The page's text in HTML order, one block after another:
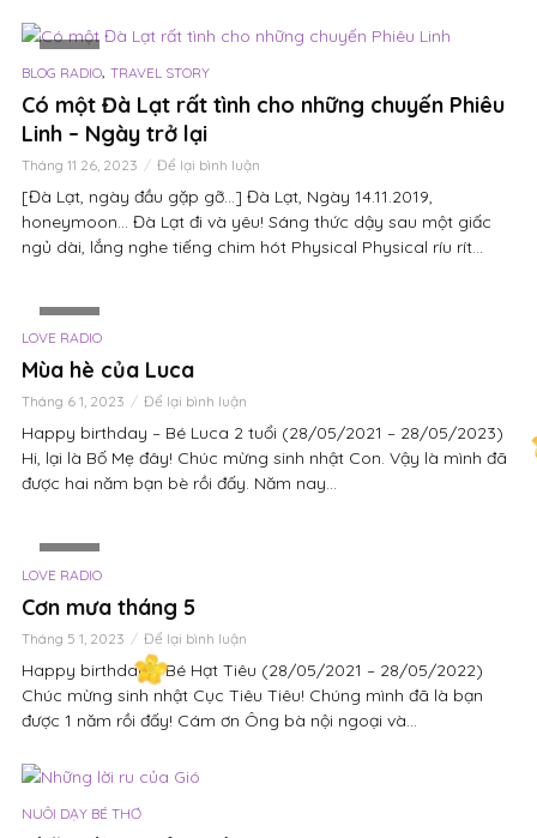
VIDEO
BLOG RADIO, TRAVEL STORY
Có một Đà Lạt rất tình cho những chuyến Phiêu
Linh – Ngày trở lại
Tháng 11 26, 2023 Để lại bình luận
[Đà Lạt, ngày đầu gặp gỡ…] Đà Lạt, Ngày 14.11.2019,
honeymoon… Đà Lạt đi và yêu! Sáng thức dậy sau một giấc
ngủ dài, lắng nghe tiếng chim hót Physical Physical ríu rít...
LOVE RADIO
Mùa hè của Luca
Tháng 6 1, 2023 Để lại bình luận
Happy birthday – Bé Luca 2 tuổi (28/05/2021 – 28/05/2023)
Hi, lại là Bố Mẹ đây! Chúc mừng sinh nhật Con. Vậy là mình đã
được hai năm bạn bè rồi đấy. Năm nay...
LOVE RADIO
Cơn mưa tháng 5
Tháng 5 1, 2023 Để lại bình luận
Happy birthday – Bé Hạt Tiêu (28/05/2021 – 28/05/2022)
Chúc mừng sinh nhật Cục Tiêu Tiêu! Chúng mình đã là bạn
được 1 năm rồi đấy! Cám ơn Ông bà nội ngoại và...
NUÔI DẠY BÉ THƠ